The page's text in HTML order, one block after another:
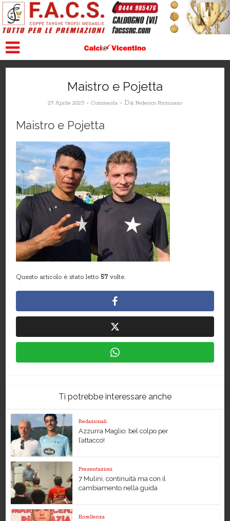
Maistro e Pojetta
27 Aprile 2025 Commenta Da Federico Formisano
Maistro e Pojetta
Questo articolo è stato letto 57 volte.
Ti potrebbe interessare anche
Redazionali
Azzurra Maglio: bel colpo per
l’attacco!
Presentazioni
7 Mulini, continuità ma con il
cambiamento nella guida
Eccellenza